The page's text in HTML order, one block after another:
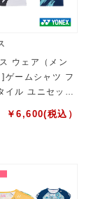
ウェア（メン
ゲームシャツ フ
イル ユニセック
￥6,600(税込）